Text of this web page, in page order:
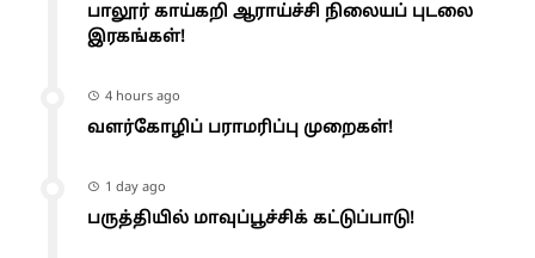
பாலூர் காய்கறி ஆராய்ச்சி நிலையப் புடலை
இரகங்கள்!
4 hours ago
வளர்கோழிப் பராமரிப்பு முறைகள்!
1 day ago
பருத்தியில் மாவுப்பூச்சிக் கட்டுப்பாடு!